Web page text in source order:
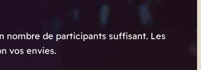
nombre de participants suffisant. Les
vos envies.